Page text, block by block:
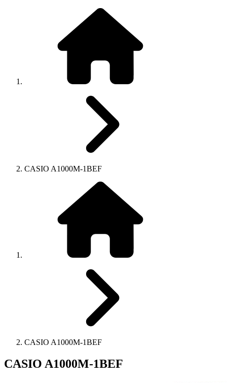
CASIO A1000M-1BEF
CASIO A1000M-1BEF
CASIO A1000M-1BEF